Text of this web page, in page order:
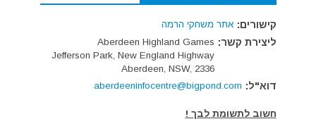
קישורים: אתר משחקי הרמה
ליצירת קשר: Aberdeen Highland Games
Jefferson Park, New England Highway
Aberdeen, NSW, 2336
דוא"ל: aberdeeninfocentre@bigpond.com
חשוב לתשומת לבך !